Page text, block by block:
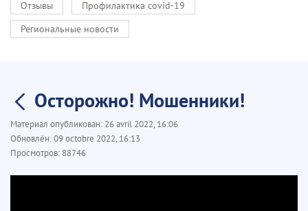
Отзывы
Профилактика covid-19
Региональные новости
Осторожно! Мошенники!
Материал опубликован: 26 avril 2022, 16:06
Обновлён:09 octobre 2022, 16:13
Просмотров: 88746